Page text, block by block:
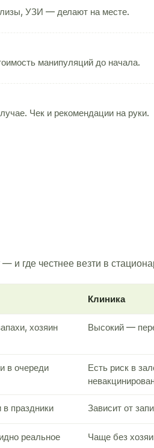
УЗИ — делают на месте.
манипуляций до начала.
Чек и рекомендации на руки.
и где честнее везти в
Клиника
хозяин
Высокий —
в очереди
Есть риск в
праздники Зависит от
реальное
Чаще без